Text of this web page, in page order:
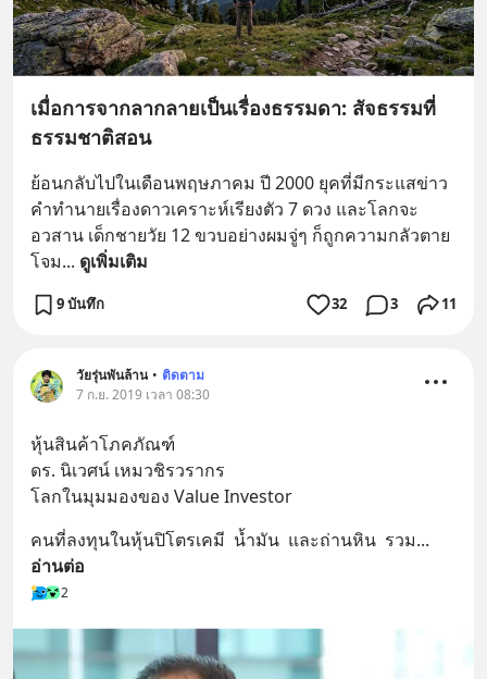
เมื่อการจากลากลายเป็นเรื่องธรรมดา: สัจธรรมที่
ธรรมชาติสอน
ย้อนกลับไปในเดือนพฤษภาคม ปี 2000 ยุคที่มีกระแสข่าว
คำทำนายเรื่องดาวเคราะห์เรียงตัว 7 ดวง และโลกจะ
อวสาน เด็กชายวัย 12 ขวบอย่างผมจู่ๆ ก็ถูกความกลัวตาย
โจม... ดูเพิ่มเติม
9 บันทึก 32 3 11
วัยรุ่นพันล้าน • ติดตาม
7 ก.ย. 2019 เวลา 08:30
หุ้นสินค้าโภคภัณฑ์
ดร. นิเวศน์ เหมวชิรวรากร
โลกในมุมมองของ Value Investor
คนที่ลงทุนในหุ้นปิโตรเคมี  น้ำมัน  และถ่านหิน  รวม
อ่านต่อ
2